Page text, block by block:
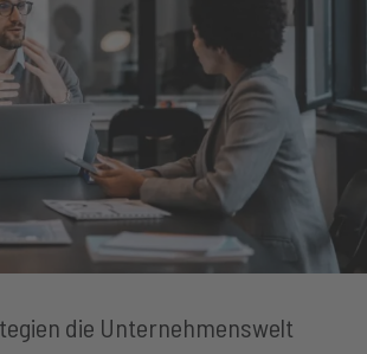
die Unternehmenswelt